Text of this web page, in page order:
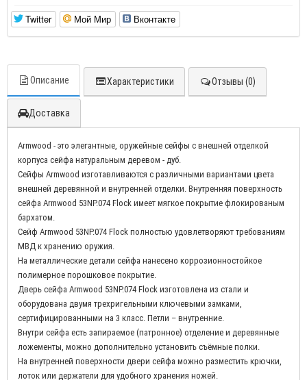
Twitter Мой Мир Вконтакте
Описание Характеристики Отзывы (0)
Доставка
Armwood - это элегантные, оружейные сейфы с внешней отделкой
корпуса сейфа натуральным деревом - дуб.
Сейфы Armwood изготавливаются с различными вариантами цвета
внешней деревянной и внутренней отделки. Внутренняя поверхность
сейфа Armwood 53NP.074 Flock имеет мягкое покрытие флокированым
бархатом.
Сейф Armwood 53NP.074 Flock полностью удовлетворяют требованиям
МВД к хранению оружия.
На металлические детали сейфа нанесено коррозионностойкое
полимерное порошковое покрытие.
Дверь сейфа Armwood 53NP.074 Flock изготовлена из стали и
оборудована двумя трехригельными ключевыми замками,
сертифицированными на 3 класс. Петли – внутренние.
Внутри сейфа есть запираемое (патронное) отделение и деревянные
ложементы, можно дополнительно установить съёмные полки.
На внутренней поверхности двери сейфа можно разместить крючки,
лоток или держатели для удобного хранения ножей.